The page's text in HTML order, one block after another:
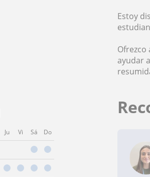
Ju Vi Sá Do
Estoy
Ofrezco
ayudar